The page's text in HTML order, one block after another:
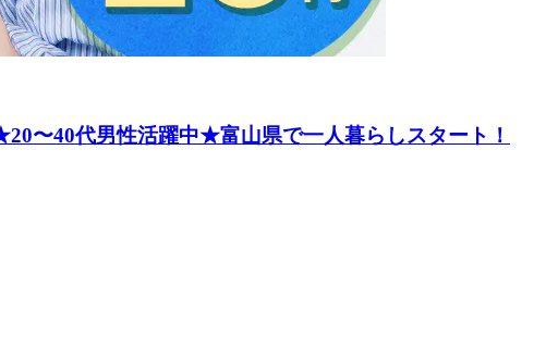
〜40代男性活躍中★富山県で一人暮らしスタート！